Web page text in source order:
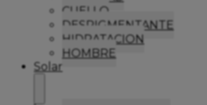
CUELLO
DESPIGMENTANTE
HIDRATACION
HOMBRE
Solar